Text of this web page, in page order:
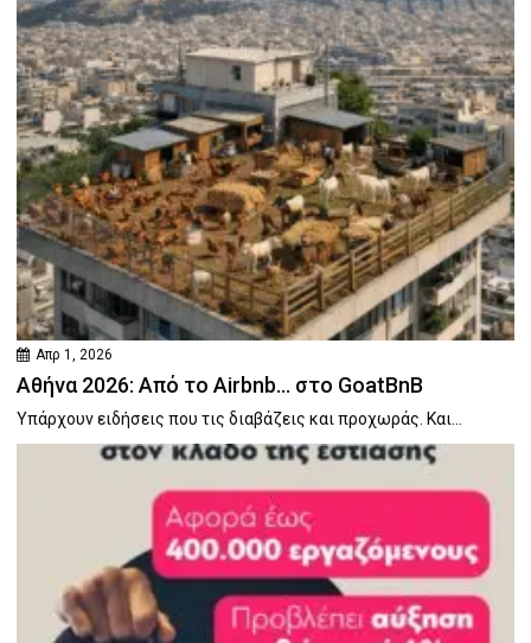
Απρ 1, 2026
Αθήνα 2026: Από το Airbnb… στο GoatBnB
Υπάρχουν ειδήσεις που τις διαβάζεις και προχωράς. Και...